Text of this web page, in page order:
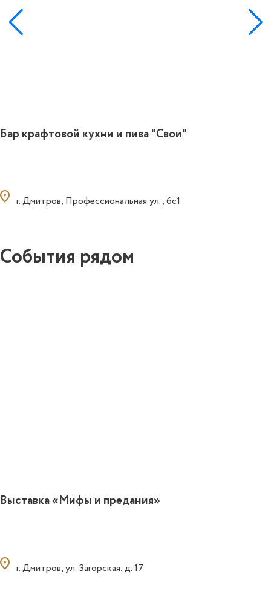
Бар крафтовой кухни и пива "Свои"
г. Дмитров, Профессиональная ул., 6с1
События рядом
Выставка «Мифы и предания»
г. Дмитров, ул. Загорская, д. 17